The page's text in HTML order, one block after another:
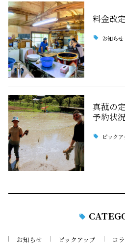
料金改
お知らせ
真菰の
予約状況
ピックア
お知らせ ピックアップ コ